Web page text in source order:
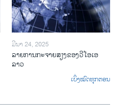
ມີນາ 24, 2025
ລາຍການກະຈາຍສຽງຂອງວີໂອເອ
ລາວ
ເບິ່ງໝົດທຸກຕອນ